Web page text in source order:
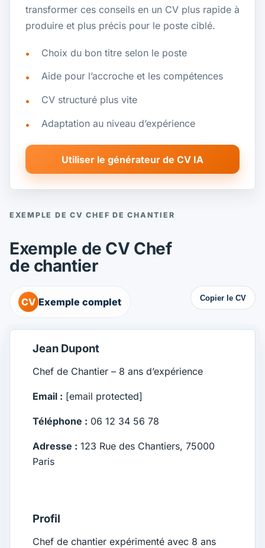
EXEMPLE DE CV CHEF DE CHANTIER
Exemple de CV Chef
de chantier
CV Exemple complet Copier le CV
Jean Dupont
Chef de Chantier – 8 ans d’expérience
Email : [email protected]
Téléphone : 06 12 34 56 78
Adresse : 123 Rue des Chantiers, 75000
Paris
Profil
Chef de chantier expérimenté avec 8 ans
transformer ces conseils en un CV plus rapide à
produire et plus précis pour le poste ciblé.
Choix du bon titre selon le poste
Aide pour l’accroche et les compétences
CV structuré plus vite
Adaptation au niveau d’expérience
Utiliser le générateur de CV IA